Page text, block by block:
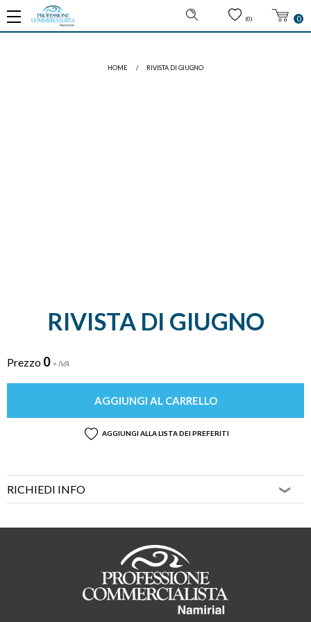
(0) 0
HOME / RIVISTA DI GIUGNO
RIVISTA DI GIUGNO
Prezzo 0 + IVA
AGGIUNGI AL CARRELLO
AGGIUNGI ALLA LISTA DEI PREFERITI
RICHIEDI INFO